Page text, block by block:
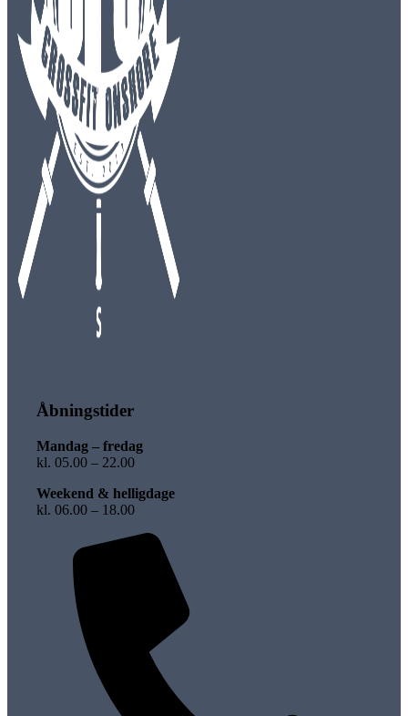
Åbningstider
Mandag – fredag
kl. 05.00 – 22.00
Weekend & helligdage
kl. 06.00 – 18.00